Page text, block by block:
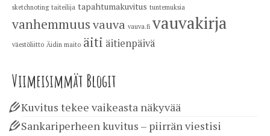
sketchnoting taiteilija tapahtumakuvitus tuntemuksia
vanhemmuusvauva vauva.fi vauvakirja
väestöliitto Äidin maito äiti äitienpäivä
Viimeisimmät Blogit
Kuvitus tekee vaikeasta näkyvää
Sankariperheen kuvitus – piirrän viestisi